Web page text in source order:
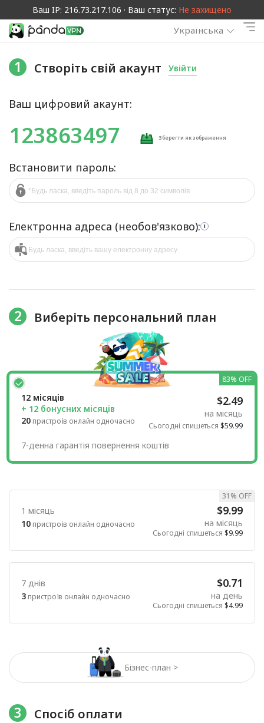
Ваш IP: 216.73.217.106 · Ваш статус: Не захищено
Українська
1 Створіть свій акаунт Увійти
Ваш цифровий акаунт:
123863497 Зберегти як зображення
Встановити пароль:
Електронна адреса (необов'язково): i
2 Виберіть персональний план
Бізнес-план >
12 місяців
+ 12 бонусних місяців
20 пристроїв онлайн одночасно
$2.49
на місяць
Сьогодні спишеться $59.99
83% OFF
7-денна гарантія повернення коштів
1 місяць
10 пристроїв онлайн одночасно
$9.99
на місяць
Сьогодні спишеться $9.99
31% OFF
7 днів
3 пристроїв онлайн одночасно
$0.71
на день
Сьогодні спишеться $4.99
3 Спосіб оплати